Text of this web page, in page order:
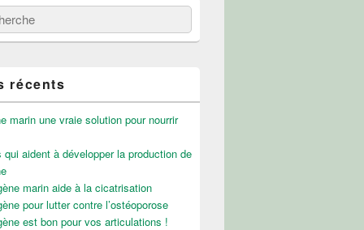
récents
marin une vraie solution pour nourrir
qui aident à développer la production de
marin aide à la cicatrisation
pour lutter contre l’ostéoporose
est bon pour vos articulations !